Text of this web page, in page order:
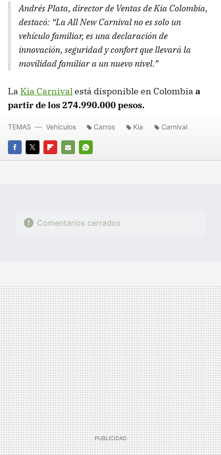
Andrés Plata, director de Ventas de Kia Colombia,
destacó: “La All New Carnival no es solo un
vehículo familiar, es una declaración de
innovación, seguridad y confort que llevará la
movilidad familiar a un nuevo nivel.”
La Kia Carnivalestá disponible en Colombia a
partir de los 274.990.000 pesos.
FACEBOOK
TWITTERFLIPBOARD
E-
WHATSAPP
TEMAS Vehículos Carros Kia Carnival
Comentarios cerrados